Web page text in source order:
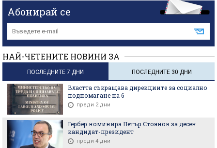
Абонирай се
НАЙ-ЧЕТЕНИТЕ НОВИНИ ЗА
ПОСЛЕДНИТЕ 7 ДНИ ПОСЛЕДНИТЕ 30 ДНИ
Властта съкращава дирекциите за социално
подпомагане на 6
преди 2 дни
Гербер номинира Петър Стоянов за десен
кандидат-президент
преди 4 дни